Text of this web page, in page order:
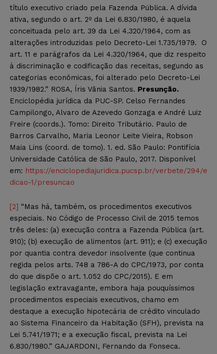
título executivo criado pela Fazenda Pública. A dívida
ativa, segundo o art. 2º da Lei 6.830/1980, é aquela
conceituada pelo art. 39 da Lei 4.320/1964, com as
alterações introduzidas pelo Decreto-Lei 1.735/1979. O
art. 11 e parágrafos da Lei 4.320/1964, que diz respeito
à discriminação e codificação das receitas, segundo as
categorias econômicas, foi alterado pelo Decreto-Lei
1939/1982.” ROSA, Íris Vânia Santos. Presunção.
Enciclopédia jurídica da PUC-SP. Celso Fernandes
Campilongo, Alvaro de Azevedo Gonzaga e André Luiz
Freire (coords.). Tomo: Direito Tributário. Paulo de
Barros Carvalho, Maria Leonor Leite Vieira, Robson
Maia Lins (coord. de tomo). 1. ed. São Paulo: Pontifícia
Universidade Católica de São Paulo, 2017. Disponível
em: https://enciclopediajuridica.pucsp.br/verbete/294/e
dicao-1/presuncao
[2] “Mas há, também, os procedimentos executivos
especiais. No Código de Processo Civil de 2015 temos
três deles: (a) execução contra a Fazenda Pública (art.
910); (b) execução de alimentos (art. 911); e (c) execução
por quantia contra devedor insolvente (que continua
regida pelos arts. 748 a 786-A do CPC/1973, por conta
do que dispõe o art. 1.052 do CPC/2015). E em
legislação extravagante, embora haja pouquíssimos
procedimentos especiais executivos, chamo em
destaque a execução hipotecária de crédito vinculado
ao Sistema Financeiro da Habitação (SFH), prevista na
Lei 5.741/1971; e a execução fiscal, prevista na Lei
6.830/1980.” GAJARDONI, Fernando da Fonseca.